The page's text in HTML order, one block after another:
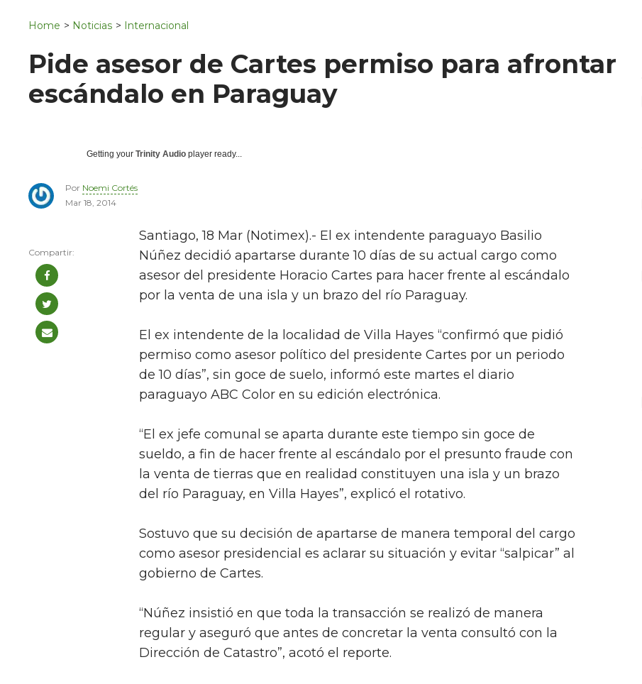
Home > Noticias > Internacional
Pide asesor de Cartes permiso para afrontar
escándalo en Paraguay
Getting your Trinity Audio player ready...
Por Noemi Cortés
Mar 18, 2014
Santiago, 18 Mar (Notimex).- El ex intendente paraguayo Basilio
Núñez decidió apartarse durante 10 días de su actual cargo como
asesor del presidente Horacio Cartes para hacer frente al escándalo
por la venta de una isla y un brazo del río Paraguay.
El ex intendente de la localidad de Villa Hayes “confirmó que pidió
permiso como asesor político del presidente Cartes por un periodo
de 10 días”, sin goce de suelo, informó este martes el diario
paraguayo ABC Color en su edición electrónica.
“El ex jefe comunal se aparta durante este tiempo sin goce de
sueldo, a fin de hacer frente al escándalo por el presunto fraude con
la venta de tierras que en realidad constituyen una isla y un brazo
del río Paraguay, en Villa Hayes”, explicó el rotativo.
Sostuvo que su decisión de apartarse de manera temporal del cargo
como asesor presidencial es aclarar su situación y evitar “salpicar” al
gobierno de Cartes.
“Núñez insistió en que toda la transacción se realizó de manera
regular y aseguró que antes de concretar la venta consultó con la
Dirección de Catastro”, acotó el reporte.